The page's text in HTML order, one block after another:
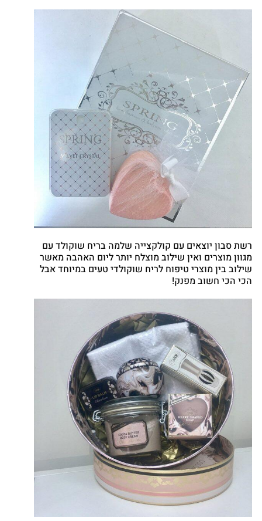
רשת סבון יוצאים עם קולקצייה שלמה בריח שוקולד עם
מגוון מוצרים ואין שילוב מוצלח יותר ליום האהבה מאשר
שילוב בין מוצרי טיפוח לריח שוקולדי טעים במיוחד אבל
הכי הכי חשוב מפנק!